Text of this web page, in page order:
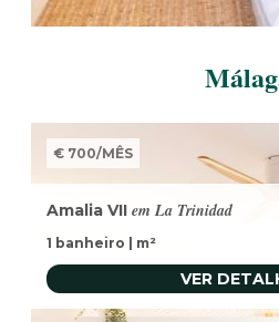
€ 700/MÊS
Amalia VII em La Trinidad
1 banheiro m²
VER